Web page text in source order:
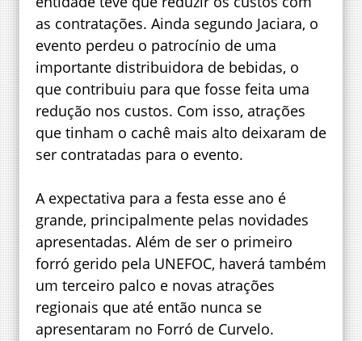
as contratações. Ainda segundo Jaciara, o
evento perdeu o patrocínio de uma
importante distribuidora de bebidas, o
que contribuiu para que fosse feita uma
redução nos custos. Com isso, atrações
que tinham o cachê mais alto deixaram de
ser contratadas para o evento.
A expectativa para a festa esse ano é
grande, principalmente pelas novidades
apresentadas. Além de ser o primeiro
forró gerido pela UNEFOC, haverá também
um terceiro palco e novas atrações
regionais que até então nunca se
apresentaram no Forró de Curvelo.